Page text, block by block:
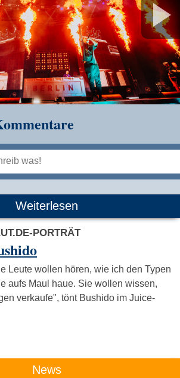
Weiterlesen
PORTRÄT
Leute wollen hören, wie ich den Typen
aufs Maul haue. Sie wollen wissen,
verkaufe", tönt Bushido im Juice-
News